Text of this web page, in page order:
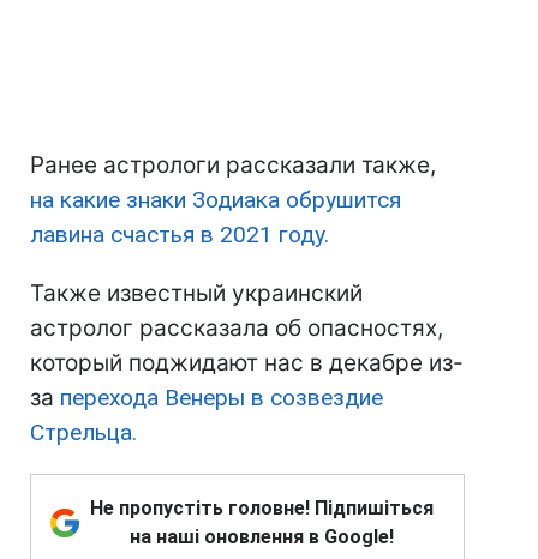
Ранее астрологи рассказали также,
на какие знаки Зодиака обрушится
лавина счастья в 2021 году.
Также известный украинский
астролог рассказала об опасностях,
который поджидают нас в декабре из-
за перехода Венеры в созвездие
Стрельца.
Не пропустіть головне! Підпишіться
на наші оновлення в Google!